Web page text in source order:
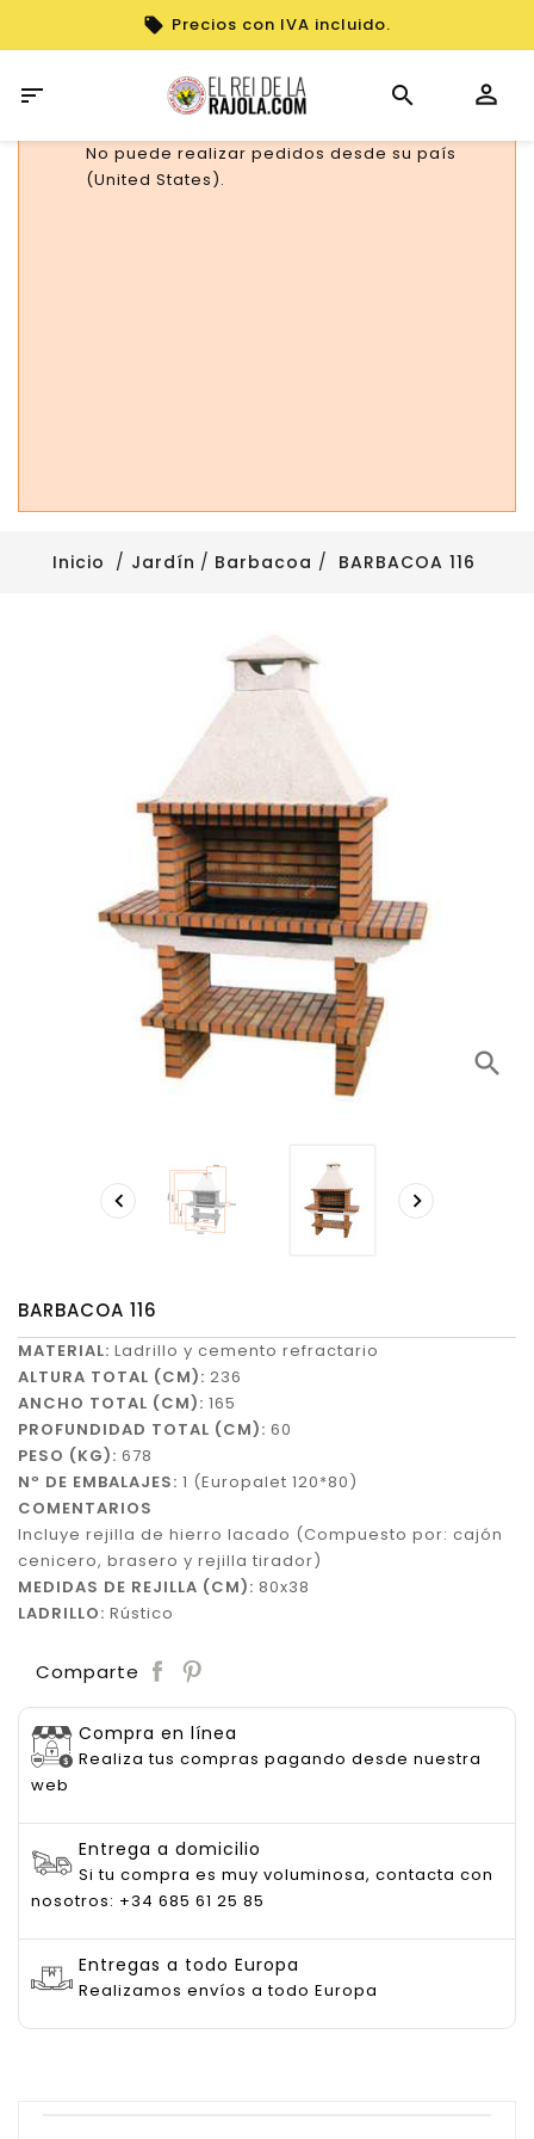
Precios con IVA incluido.

No puede realizar pedidos desde su país
(United States).
Inicio Jardín Barbacoa BARBACOA 116
search
 
BARBACOA 116
MATERIAL: Ladrillo y cemento refractario
ALTURA TOTAL (CM): 236
ANCHO TOTAL (CM): 165
PROFUNDIDAD TOTAL (CM): 60
PESO (KG): 678
Nº DE EMBALAJES: 1 (Europalet 120*80)
COMENTARIOS
Incluye rejilla de hierro lacado (Compuesto por: cajón
cenicero, brasero y rejilla tirador)
MEDIDAS DE REJILLA (CM): 80x38
LADRILLO: Rústico
Comparte
Compra en línea
Realiza tus compras pagando desde nuestra
web
Entrega a domicilio
Si tu compra es muy voluminosa, contacta con
nosotros: +34 685 61 25 85
Entregas a todo Europa
Realizamos envíos a todo Europa